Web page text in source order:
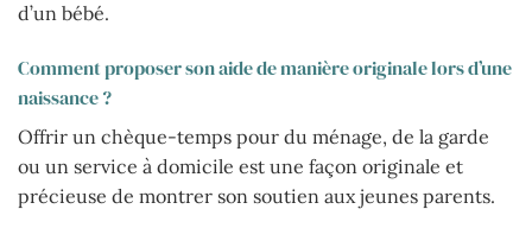
d’un bébé.
Comment proposer son aide de manière originale lors d’une
naissance ?
Offrir un chèque-temps pour du ménage, de la garde
ou un service à domicile est une façon originale et
précieuse de montrer son soutien aux jeunes parents.